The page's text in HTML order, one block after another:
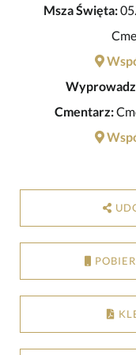
Msza Święta:
Cmentarz: